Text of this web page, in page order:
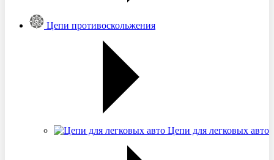
Цепи противоскольжения
Цепи для легковых авто